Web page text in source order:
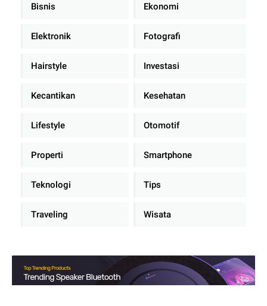
Bisnis Ekonomi
Elektronik Fotografi
Hairstyle Investasi
Kecantikan Kesehatan
Lifestyle Otomotif
Properti Smartphone
Teknologi Tips
Traveling Wisata